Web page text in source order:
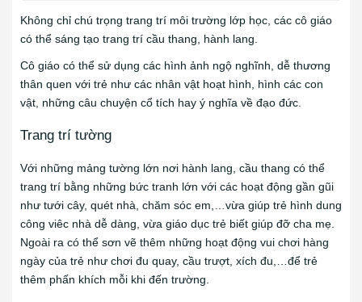
Không chỉ chú trọng trang trí môi trường lớp học, các cô giáo
có thể sáng tạo trang trí cầu thang, hành lang.
Cô giáo có thể sử dụng các hình ảnh ngộ nghĩnh, dễ thương
thân quen với trẻ như các nhân vật hoạt hình, hình các con
vật, những câu chuyện cổ tích hay ý nghĩa về đạo đức.
Trang trí tường
Với những mảng tường lớn nơi hành lang, cầu thang có thể
trang trí bằng những bức tranh lớn với các hoạt động gần gũi
như tưới cây, quét nhà, chăm sóc em,…vừa giúp trẻ hình dung
công viêc nhà dễ dàng, vừa giáo dục trẻ biết giúp đỡ cha mẹ.
Ngoài ra có thể sơn vẽ thêm những hoạt động vui chơi hàng
ngày của trẻ như chơi đu quay, cầu trượt, xích đu,…để trẻ
thêm phấn khích mỗi khi đến trường.